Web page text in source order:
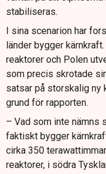
stabiliseras.
I sina scenarion har
länder bygger
reaktorer och Polen
som precis skrotade
satsar på storskalig ny
grund för rapporten.
– Vad som inte nämns
faktiskt bygger
cirka 350
reaktorer, i södra